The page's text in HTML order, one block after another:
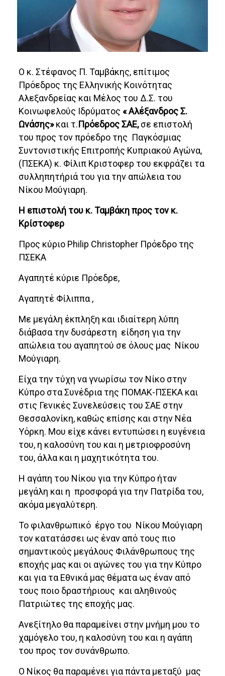
O κ. Στέφανος Π. Ταμβάκης, επίτιμος
Πρόεδρος της Ελληνικής Κοινότητας
Αλεξανδρείας και Μέλος του Δ.Σ. του
Κοινωφελούς Ιδρύματος« Αλέξανδρος Σ.
Ωνάσης»και τ.Πρόεδρος ΣΑΕ,σε επιστολή
του προς τον πρόεδρο της Παγκόσμιας
Συντονιστικής Επιτροπής Κυπριακού Αγώνα,
(ΠΣΕΚΑ) κ. Φίλιπ Κριστοφερ του εκφράζει τα
συλληπητήριά του για την απώλεια του
Νίκου Μούγιαρη.
Η επιστολή του κ. Ταμβάκη προς τον κ.
Κρίστοφερ
Προς κύριο Philip Christopher Πρόεδρο της
ΠΣΕΚΑ
Aγαπητέ κύριε Πρόεδρε,
Αγαπητέ Φίλιππα ,
Με μεγάλη έκπληξη και ιδιαίτερη λύπη
διάβασα την δυσάρεστη είδηση για την
απώλεια του αγαπητού σε όλους μας Νίκου
Μούγιαρη.
Είχα την τύχη να γνωρίσω τον Νίκο στην
Κύπρο στα Συνέδρια της ΠΟΜΑΚ-ΠΣΕΚΑ και
στις Γενικές Συνελεύσεις του ΣΑΕ στην
Θεσσαλονίκη, καθώς επίσης και στην Νέα
Υόρκη. Μου είχε κάνει εντυπώσει η ευγένεια
του, η καλοσύνη του και η μετριοφροσύνη
του, άλλα και η μαχητικότητα του.
Η αγάπη του Νίκου για την Κύπρο ήταν
μεγάλη και η προσφορά για την Πατρίδα του,
ακόμα μεγαλύτερη.
Το φιλανθρωπικό έργο του Νίκου Μούγιαρη
τον κατατάσσει ως έναν από τους πιο
σημαντικούς μεγάλους Φιλάνθρωπους της
εποχής μας και οι αγώνες του για την Κύπρο
και για τα Εθνικά μας θέματα ως έναν από
τους ποιο δραστήριους και αληθινούς
Πατριώτες της εποχής μας.
Ανεξίτηλο θα παραμείνει στην μνήμη μου το
χαμόγελο του, η καλοσύνη του και η αγάπη
του προς τον συνάνθρωπο.
Ο Νίκος θα παραμένει για πάντα μεταξύ μας